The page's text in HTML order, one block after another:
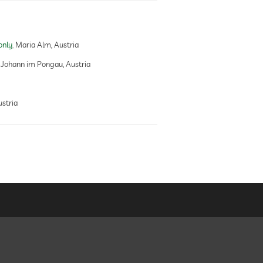
Maria Alm, Austria
im Pongau, Austria